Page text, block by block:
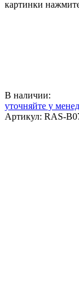
картинки
В наличии:
уточняйте у
Артикул: RAS-